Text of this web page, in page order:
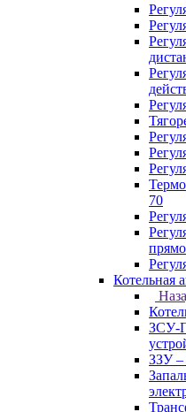
70
Котельная
ЗСУ-
ЗЗУ –